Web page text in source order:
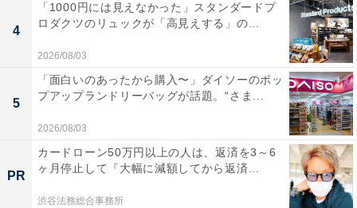
4
「1000円には見えなかった」スタンダードプ
ロダクツのリュックが「高見えする」の...
2026/08/03
5
「面白いのあったから購入〜」ダイソーのポッ
プアップランドリーバッグが話題。“さま...
2026/08/03
PR
カードローン50万円以上の人は、返済を3～6
ヶ月停止して『大幅に減額してから返済...
渋谷法務総合事務所